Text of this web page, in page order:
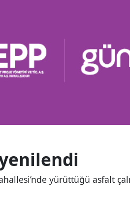
yürüttüğü asfalt